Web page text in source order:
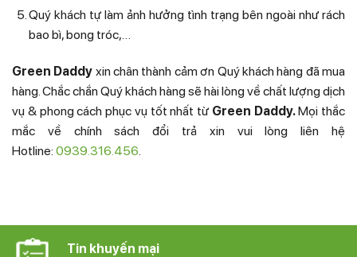
Quý khách tự làm ảnh hưởng tình trạng bên ngoài như rách
bao bì, bong tróc,…
Green Daddy xin chân thành cảm ơn Quý khách hàng đã mua
hàng. Chắc chắn Quý khách hàng sẽ hài lòng về chất lượng dịch
vụ & phong cách phục vụ tốt nhất từ Green Daddy.Mọi thắc
mắc về chính sách đổi trả xin vui lòng liên hệ
Hotline: 0939.316.456.
Tin khuyến mại